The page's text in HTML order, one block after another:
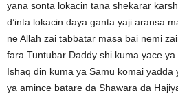
yana sonta lokacin tana shekarar
d’inta lokacin daya ganta yaji aransa
ne Allah zai tabbatar masa bai nemi
fara Tuntubar Daddy shi kuma yace
Ishaq din kuma ya Samu komai yadda
ya amince batare da Shawara da